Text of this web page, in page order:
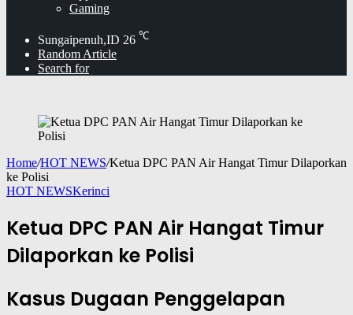
Gaming
Sungaipenuh,ID 26 ℃
Random Article
Search for
Home/HOT NEWS/Ketua DPC PAN Air Hangat Timur Dilaporkan
ke Polisi
HOT NEWSKerinci
Ketua DPC PAN Air Hangat Timur
Dilaporkan ke Polisi
Kasus Dugaan Penggelapan